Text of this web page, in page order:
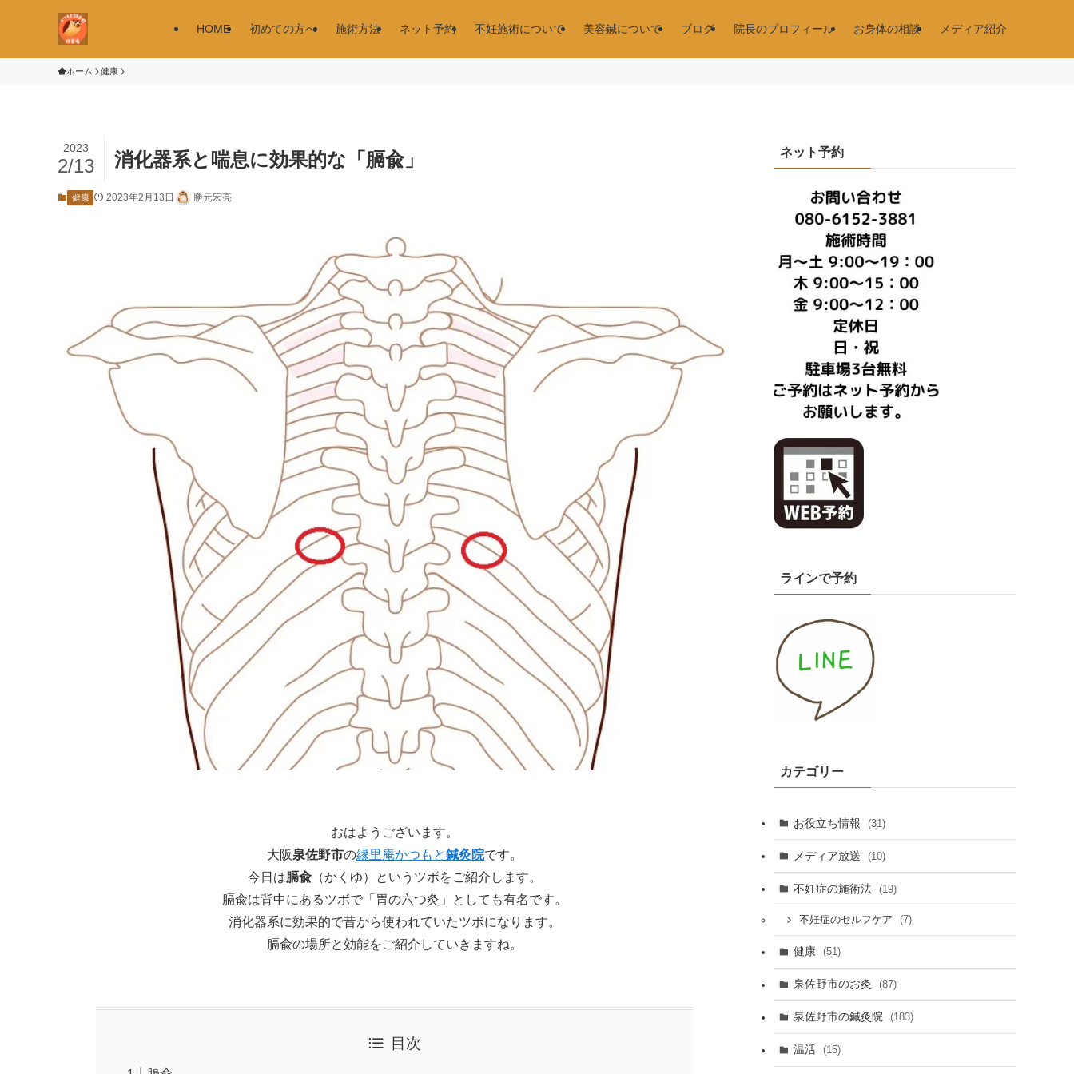
HOME 初めての方へ 施術方法 ネット予約 不妊施術について 美容鍼について ブログ 院長のプロフィール お身体の相談 メディア紹介
ホーム 健康
消化器系と喘息に効果的な「膈兪」
2023
2/13
健康 2023年2月13日 勝元宏亮
おはようございます。
大阪泉佐野市の縁里庵かつもと鍼灸院です。
今日は膈兪 （かくゆ）というツボをご紹介します。
膈兪は背中にあるツボで「胃の六つ灸」としても有名です。
消化器系に効果的で昔から使われていたツボになります。
膈兪の場所と効能をご紹介していきますね。
目次
ネット予約
ラインで予約
カテゴリー
お役立ち情報 (31)
メディア放送 (10)
不妊症の施術法 (19)
不妊症のセルフケア (7)
健康 (51)
泉佐野市のお灸 (87)
泉佐野市の鍼灸院 (183)
温活 (15)